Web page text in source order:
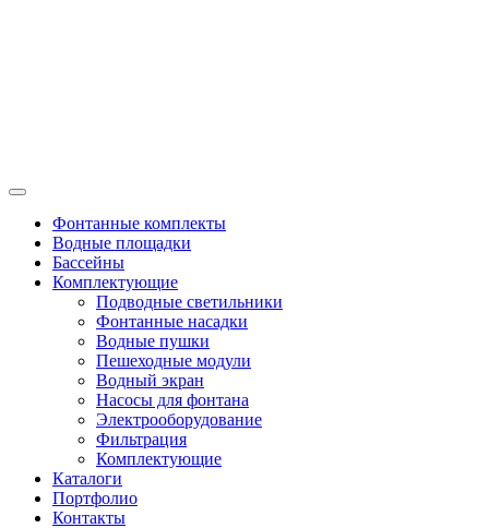
Фонтанные комплекты
Водные площадки
Бассейны
Комплектующие
Подводные светильники
Фонтанные насадки
Водные пушки
Пешеходные модули
Водный экран
Насосы для фонтана
Электрооборудование
Фильтрация
Комплектующие
Каталоги
Портфолио
Контакты